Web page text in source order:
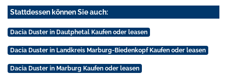
Stattdessen können Sie auch:
Dacia Duster in Dautphetal Kaufen oder leasen
Dacia Duster in Landkreis Marburg-Biedenkopf Kaufen oder leasen
Dacia Duster in Marburg Kaufen oder leasen